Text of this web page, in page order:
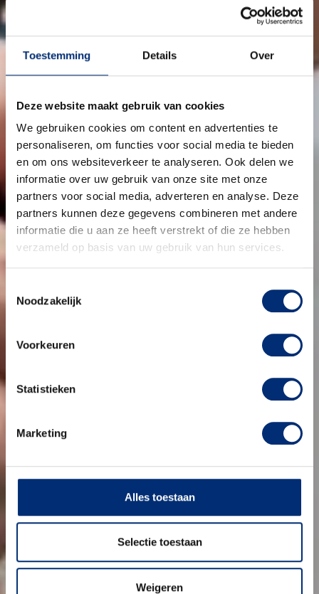
Toestemming Details Over
Deze website maakt gebruik van cookies
We gebruiken cookies om content en advertenties te
personaliseren, om functies voor social media te bieden
en om ons websiteverkeer te analyseren. Ook delen we
informatie over uw gebruik van onze site met onze
partners voor social media, adverteren en analyse. Deze
partners kunnen deze gegevens combineren met andere
informatie die u aan ze heeft verstrekt of die ze hebben
verzameld op basis van uw gebruik van hun services.
Noodzakelijk
Voorkeuren
Statistieken
Marketing
Alles toestaan
Selectie toestaan
Weigeren